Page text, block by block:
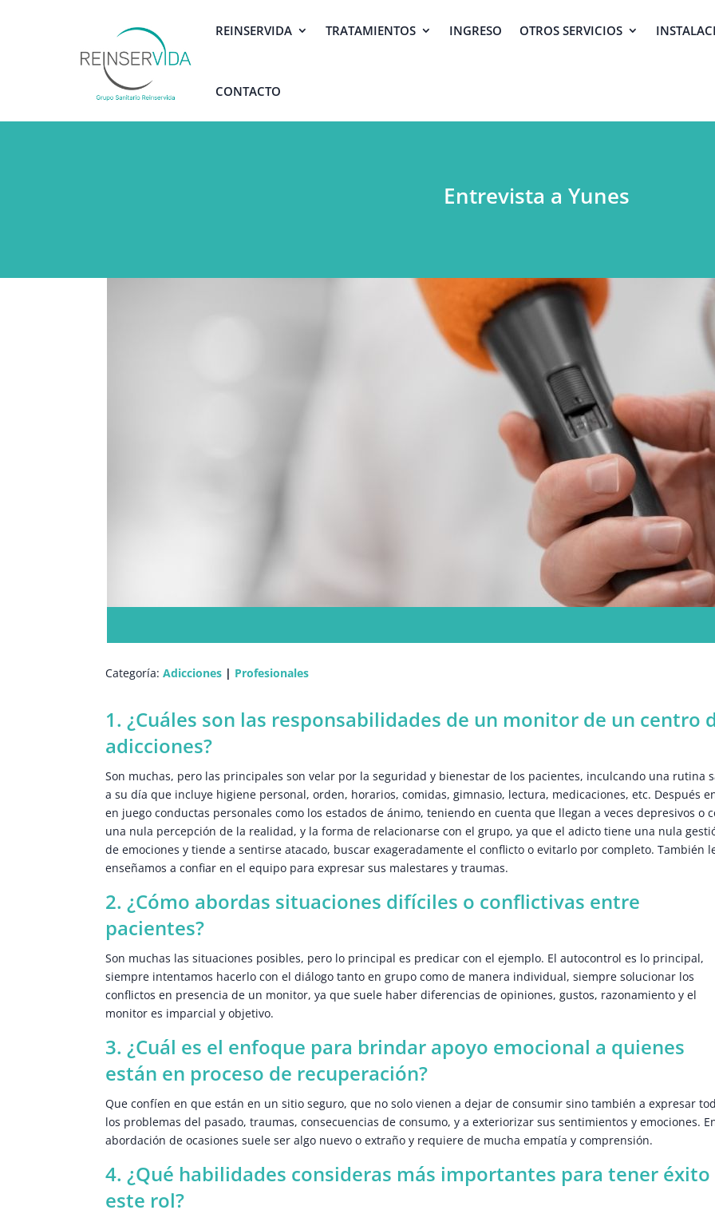
REINSERVIDA TRATAMIENTOS INGRESO OTROS SERVICIOS
CONTACTO
Entrevista a Yunes
Categoría: Adicciones | Profesionales
1. ¿Cuáles son las responsabilidades de un monitor de un centro
adicciones?
Son muchas, pero las principales son velar por la seguridad y bienestar de los pacientes, inculcando una rutina
a su día que incluye higiene personal, orden, horarios, comidas, gimnasio, lectura, medicaciones, etc. Después
en juego conductas personales como los estados de ánimo, teniendo en cuenta que llegan a veces depresivos o
una nula percepción de la realidad, y la forma de relacionarse con el grupo, ya que el adicto tiene una nula
de emociones y tiende a sentirse atacado, buscar exageradamente el conflicto o evitarlo por completo. También
enseñamos a confiar en el equipo para expresar sus malestares y traumas.
2. ¿Cómo abordas situaciones difíciles o conflictivas entre
pacientes?
Son muchas las situaciones posibles, pero lo principal es predicar con el ejemplo. El autocontrol es lo principal,
siempre intentamos hacerlo con el diálogo tanto en grupo como de manera individual, siempre solucionar los
conflictos en presencia de un monitor, ya que suele haber diferencias de opiniones, gustos, razonamiento y el
monitor es imparcial y objetivo.
3. ¿Cuál es el enfoque para brindar apoyo emocional a quienes
están en proceso de recuperación?
Que confíen en que están en un sitio seguro, que no solo vienen a dejar de consumir sino también a expresar
los problemas del pasado, traumas, consecuencias de consumo, y a exteriorizar sus sentimientos y emociones.
abordación de ocasiones suele ser algo nuevo o extraño y requiere de mucha empatía y comprensión.
4. ¿Qué habilidades consideras más importantes para tener éxito
este rol?